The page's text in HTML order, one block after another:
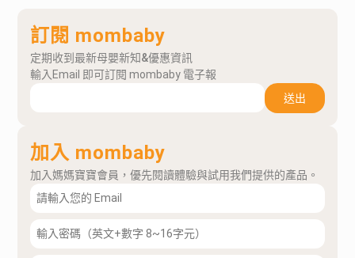
訂閱 mombaby
定期收到最新母嬰新知&優惠資訊
輸入Email 即可訂閱 mombaby 電子報
送出
加入 mombaby
加入媽媽寶寶會員，優先閱讀體驗與試用我們提供的產品。